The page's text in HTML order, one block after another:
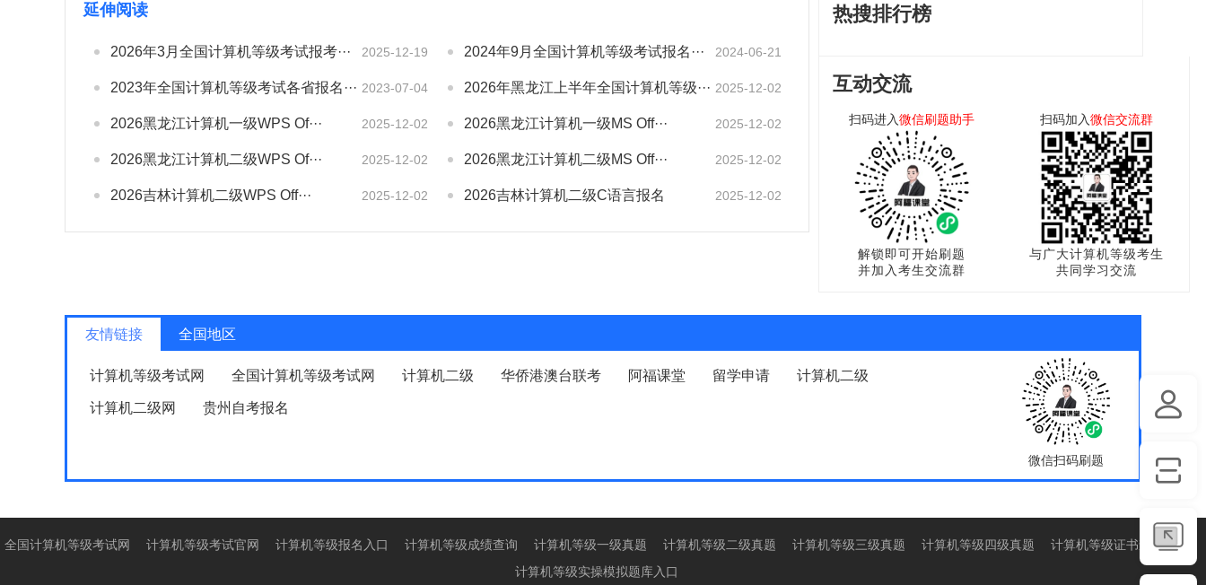
延伸阅读
2026年3月全国计算机等级考试报考··· 2025-12-19 2024年9月全国计算机等级考试报名··· 2024-06-21
2023年全国计算机等级考试各省报名··· 2023-07-04 2026年黑龙江上半年全国计算机等级··· 2025-12-02
2026黑龙江计算机一级WPS Of··· 2025-12-02 2026黑龙江计算机一级MS Off··· 2025-12-02
2026黑龙江计算机二级WPS Of··· 2025-12-02 2026黑龙江计算机二级MS Off··· 2025-12-02
2026吉林计算机二级WPS Off··· 2025-12-02 2026吉林计算机二级C语言报名 2025-12-02
热搜排行榜
互动交流
扫码进入微信刷题助手
解锁即可开始刷题
并加入考生交流群
扫码加入微信交流群
与广大计算机等级考生
共同学习交流
友情链接 全国地区
计算机等级考试网 全国计算机等级考试网 计算机二级 华侨港澳台联考 阿福课堂 留学申请 计算机二级
计算机二级网 贵州自考报名
微信扫码刷题
全国计算机等级考试网 计算机等级考试官网 计算机等级报名入口 计算机等级成绩查询 计算机等级一级真题 计算机等级二级真题 计算机等级三级真题 计算机等级四级真题
计算机等级证书查询入口
计算机等级实操模拟题库入口